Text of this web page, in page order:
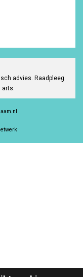
advies. Raadpleeg
arts.